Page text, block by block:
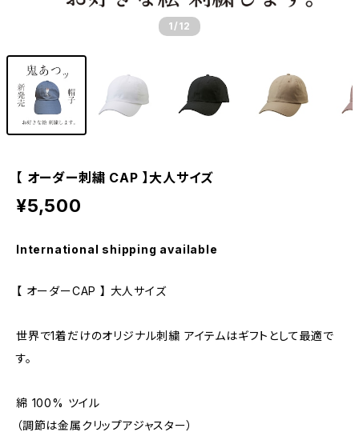
1 /12
【 オーダー刺繍 CAP 】大人サイズ
¥5,500
International shipping available
【 オーダーCAP 】 大人サイズ
世界で1着だけのオリジナル刺繍 アイテムはギフトとして最適で
す。
綿 100% ツイル
（調節は金属クリップアジャスター）